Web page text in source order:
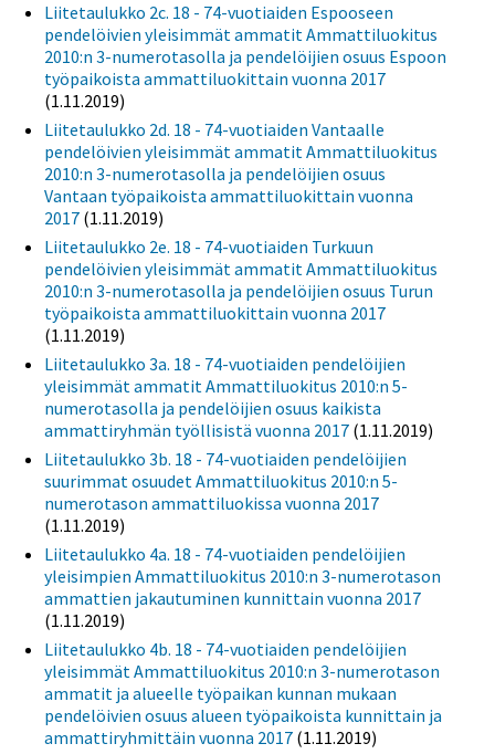
Liitetaulukko 2c. 18 - 74-vuotiaiden Espooseen
pendelöivien yleisimmät ammatit Ammattiluokitus
2010:n 3-numerotasolla ja pendelöijien osuus Espoon
työpaikoista ammattiluokittain vuonna 2017
(1.11.2019)
Liitetaulukko 2d. 18 - 74-vuotiaiden Vantaalle
pendelöivien yleisimmät ammatit Ammattiluokitus
2010:n 3-numerotasolla ja pendelöijien osuus
Vantaan työpaikoista ammattiluokittain vuonna
2017 (1.11.2019)
Liitetaulukko 2e. 18 - 74-vuotiaiden Turkuun
pendelöivien yleisimmät ammatit Ammattiluokitus
2010:n 3-numerotasolla ja pendelöijien osuus Turun
työpaikoista ammattiluokittain vuonna 2017
(1.11.2019)
Liitetaulukko 3a. 18 - 74-vuotiaiden pendelöijien
yleisimmät ammatit Ammattiluokitus 2010:n 5-
numerotasolla ja pendelöijien osuus kaikista
ammattiryhmän työllisistä vuonna 2017 (1.11.2019)
Liitetaulukko 3b. 18 - 74-vuotiaiden pendelöijien
suurimmat osuudet Ammattiluokitus 2010:n 5-
numerotason ammattiluokissa vuonna 2017
(1.11.2019)
Liitetaulukko 4a. 18 - 74-vuotiaiden pendelöijien
yleisimpien Ammattiluokitus 2010:n 3-numerotason
ammattien jakautuminen kunnittain vuonna 2017
(1.11.2019)
Liitetaulukko 4b. 18 - 74-vuotiaiden pendelöijien
yleisimmät Ammattiluokitus 2010:n 3-numerotason
ammatit ja alueelle työpaikan kunnan mukaan
pendelöivien osuus alueen työpaikoista kunnittain ja
ammattiryhmittäin vuonna 2017 (1.11.2019)